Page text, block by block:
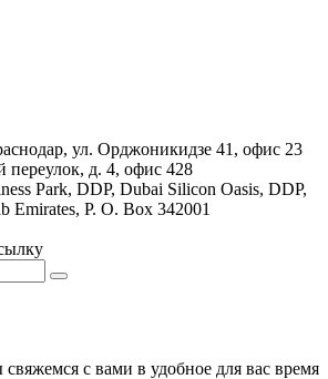
ул. Орджоникидзе 41, офис 23
переулок, д. 4, офис 428
Park, DDP, Dubai Silicon Oasis, DDP,
Emirates, P. O. Box 342001
с вами в удобное для вас время